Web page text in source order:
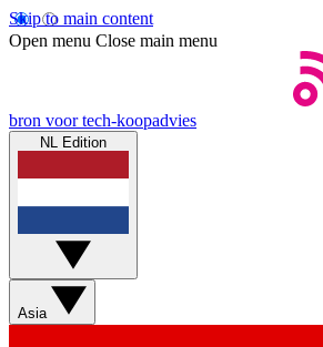
Skip to main content
Open menu Close main menu
bron voor tech-koopadvies
NL Edition
Asia